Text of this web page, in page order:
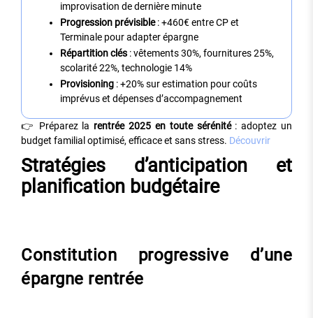
improvisation de dernière minute
Progression prévisible: +460€ entre CP et
Terminale pour adapter épargne
Répartition clés : vêtements 30%, fournitures 25%,
scolarité 22%, technologie 14%
Provisioning : +20% sur estimation pour coûts
imprévus et dépenses d’accompagnement
👉 Préparez la rentrée 2025 en toute sérénité: adoptez un
budget familial optimisé, efficace et sans stress. Découvrir
Stratégies d’anticipation et
planification budgétaire
Constitution progressive d’une
épargne rentrée